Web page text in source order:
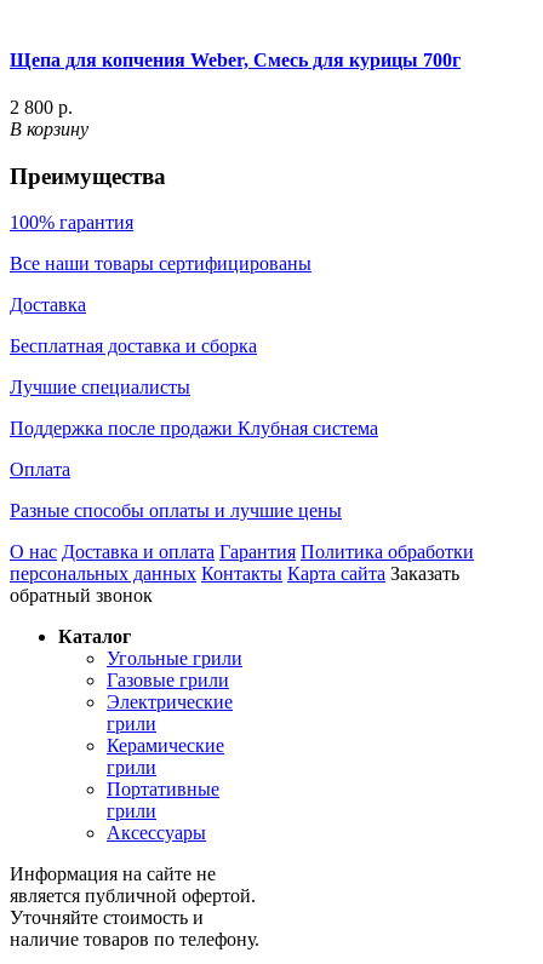
Щепа для копчения Weber, Смесь для курицы 700г
2 800 р.
В корзину
Преимущества
100% гарантия
Все наши товары сертифицированы
Доставка
Бесплатная доставка и сборка
Лучшие специалисты
Поддержка после продажи Клубная система
Оплата
Разные способы оплаты и лучшие цены
О нас Доставка и оплата Гарантия Политика обработки
персональных данных Контакты Карта сайта Заказать
обратный звонок
Каталог
Угольные грили
Газовые грили
Электрические
грили
Керамические
грили
Портативные
грили
Аксессуары
Информация на сайте не
является публичной офертой.
Уточняйте стоимость и
наличие товаров по телефону.